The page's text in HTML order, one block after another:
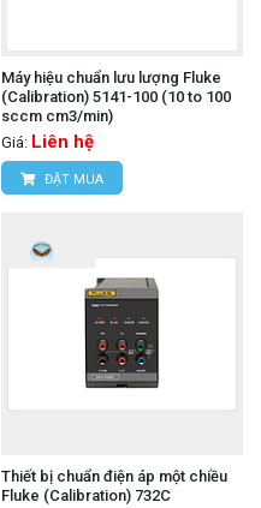
Máy hiệu chuẩn lưu lượng Fluke
(Calibration) 5141-100 (10 to 100
sccm cm3/min)
Giá: Liên hệ
ĐẶT MUA
Thiết bị chuẩn điện áp một chiều
Fluke (Calibration) 732C